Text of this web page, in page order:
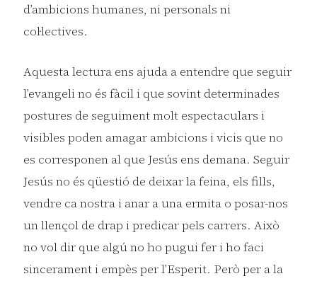
d’ambicions humanes, ni personals ni
col·lectives.
Aquesta lectura ens ajuda a entendre que seguir
l’evangeli no és fàcil i que sovint determinades
postures de seguiment molt espectaculars i
visibles poden amagar ambicions i vicis que no
es corresponen al que Jesús ens demana. Seguir
Jesús no és qüestió de deixar la feina, els fills,
vendre ca nostra i anar a una ermita o posar-nos
un llençol de drap i predicar pels carrers. Això
no vol dir que algú no ho pugui fer i ho faci
sincerament i empès per l’Esperit. Però per a la